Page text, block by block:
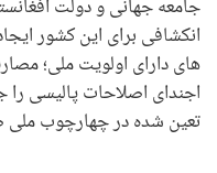
جامعه جهانی و دولت
انکشافی برای این کشور
های دارای اولویت ملی؛
اجندای اصلاحات پالیسی
تعین شده در چهارچوب ملی